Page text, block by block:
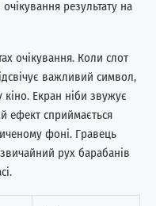
результату на
очікування. Коли слот
важливий символ,
Екран ніби звужує
ефект сприймається
фоні. Гравець
рух барабанів